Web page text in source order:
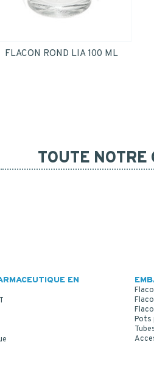
FLACON ROND LIA 100 ML
TOUTE NOTRE
EN
Pots